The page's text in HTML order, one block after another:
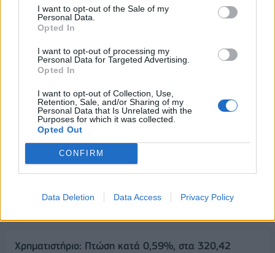
I want to opt-out of the Sale of my
Personal Data.
Opted In
I want to opt-out of processing my
Personal Data for Targeted Advertising.
Opted In
I want to opt-out of Collection, Use,
Retention, Sale, and/or Sharing of my
Personal Data that Is Unrelated with the
Purposes for which it was collected.
Opted Out
CONFIRM
Data Deletion Data Access Privacy Policy
Επανάστασης στη Συρία
27/10/2023 - 08:50
ΡΟΗ ΕΙΔΗΣΕΩΝ
Χρηματιστήριο: Πτώση κατά 0,59%, στα 320,42